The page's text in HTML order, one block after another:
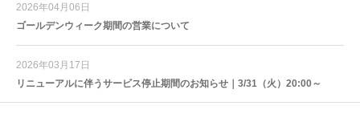
2026年04月06日
ゴールデンウィーク期間の営業について
2026年03月17日
リニューアルに伴うサービス停止期間のお知らせ｜3/31（火）20:00～